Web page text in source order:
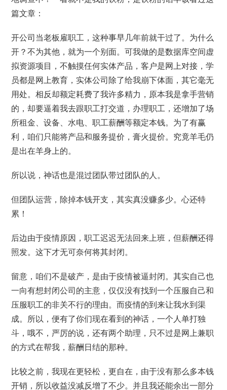
篇文章：
开公司当老板雇职工，这种事早几年前就干过了。为什么
开？不为其他，就为一个别面。可我做的是数据库空间虚
拟资源项目，不触摸任何实体产品，客户是网上对接，学
员都是网上教育，实体公司除了给我崩下体面，其它毫无
用处。相反却额定耗费了我许多精力，原本我是拿手营销
的，却要逼着我去跟职工打交道，办理职工，还增加了场
所租金、设备、水电、职工薪酬等额定本钱。为了有赢
利，咱们只能将产品和服务提价，膏火提价。究竟羊毛仍
是出在羊身上的。
所以说，神话也是混过团队带过团队的人。
但团队运营，除掉本钱开支，其实真没赚多少。心还特
累！
后边由于疫情原因，职工迟迟无法回来上班，但薪酬还得
照发。这下才无可奈何将其封闭。
留意，咱们不是破产，是由于疫情被逼封闭。其实自己也
一向有想封闭公司的主意，仅仅没有找到一个压服自己和
压服职工的非关不行的理由。而疫情的到来让我水到渠
成。所以，便有了你们现在看到的神话，一个人单打独
斗，哦不，严厉的说，还有两个助理，只不过是网上兼职
的方式在帮我，薪酬日结的那种。
比较之前，我现在更轻松，更自在，由于没有那么多本钱
开销，所以收益没减反增了不少。并且我还能余出一部分